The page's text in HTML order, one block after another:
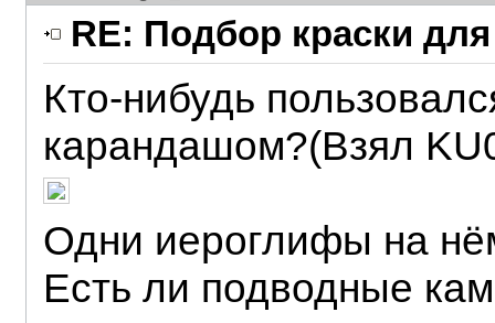
RE: Подбор краски
Кто-нибудь
карандашом?(Взял
Одни иероглифы на
Есть ли подводные